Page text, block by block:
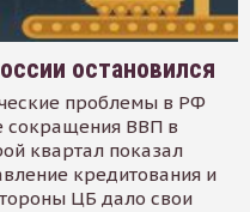
остановился
проблемы в РФ
сокращения ВВП в
квартал показал
кредитования и
ЦБ дало свои